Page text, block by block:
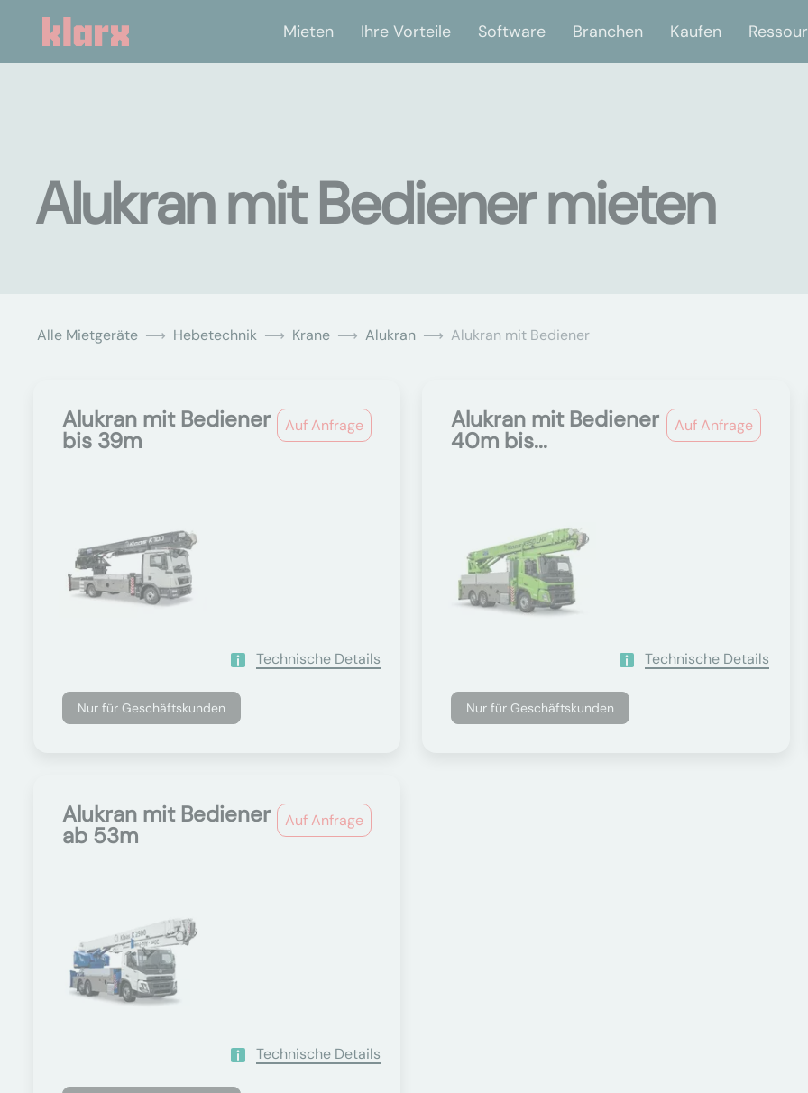
Mieten Ihre Vorteile Software Branchen Kaufen
Alukran mit Bediener mieten
Alle Mietgeräte Hebetechnik Krane Alukran Alukran mit Bediener
Auf Anfrage
Alukran mit Bediener
bis 39m
Technische Details
Nur für Geschäftskunden
Auf Anfrage
Alukran mit Bediener
40m bis...
Technische Details
Nur für Geschäftskunden
Auf Anfrage
Alukran mit Bediener
ab 53m
Technische Details